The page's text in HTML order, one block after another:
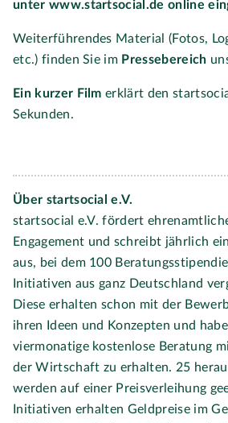
unter www.startsocial.de online
Weiterführendes Material (Fotos,
etc.) finden Sie im Pressebereich
Ein kurzer Film erklärt den
Sekunden.
Über startsocial e.V.
startsocial e.V. fördert
Engagement und schreibt jährlich
aus, bei dem 100
Initiativen aus ganz Deutschland
Diese erhalten schon mit der
ihren Ideen und Konzepten und
viermonatige kostenlose Beratung
der Wirtschaft zu erhalten. 25
werden auf einer Preisverleihung
Initiativen erhalten Geldpreise im